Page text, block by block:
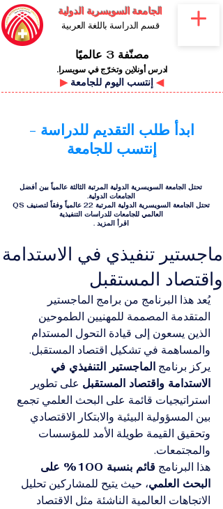
الجامعة السويسرية الدولية
قسم الدراسة باللغة العربية
مصنّفة 3 عالميًا
ادرس أونلاين وتخرّج في سويسرا.
▶ ◀
ابدأ طلب التقديم للدراسة -
إنتسب للجامعة
تحتل الجامعة السويسرية الدولية المرتبة الثالثة عالمياً بين أفضل
الجامعات الدولية.
تحتل الجامعة السويسرية الدولية المرتبة 22 عالمياً وفقاً لتصنيف QS
العالمي للجامعات للدراسات التنفيذية
اقرأ المزيد .
ماجستير تنفيذي في الاستدامة
واقتصاد المستقبل
يُعد هذا البرنامج من برامج الماجستير
المتقدمة المصممة للمهنيين الطموحين
الذين يسعون إلى قيادة التحول المستدام
والمساهمة في تشكيل اقتصاد المستقبل.
يركز برنامج الماجستير التنفيذي في
الاستدامة واقتصاد المستقبل على تطوير
استراتيجيات قائمة على البحث العلمي تجمع
بين المسؤولية البيئية والابتكار الاقتصادي
وتحقيق القيمة طويلة الأمد للمؤسسات
والمجتمعات.
هذا البرنامج
قائم بنسبة 100% على
البحث العلمي، حيث يتيح للمشاركين تحليل
الاتجاهات العالمية الناشئة مثل الاقتصاد